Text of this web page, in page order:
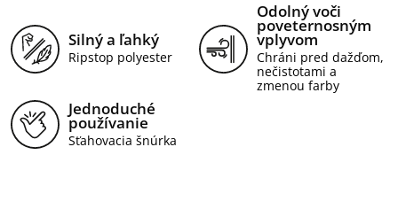
Silný a ľahký
Ripstop polyester
Odolný voči
poveternosným
vplyvom
Chráni pred dažďom,
nečistotami a
zmenou farby
Jednoduché
používanie
Sťahovacia šnúrka